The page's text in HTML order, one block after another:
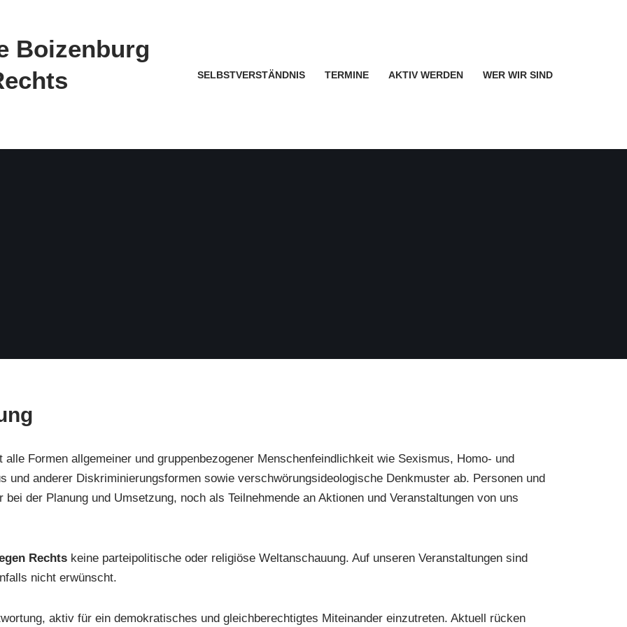
Boizenburg
SELBSTVERSTÄNDNIS TERMINE AKTIV WERDEN WER WIR SIND
alle Formen allgemeiner und gruppenbezogener Menschenfeindlichkeit wie Sexismus, Homo- und
und anderer Diskriminierungsformen sowie verschwörungsideologische Denkmuster ab. Personen und
der Planung und Umsetzung, noch als Teilnehmende an Aktionen und Veranstaltungen von uns
Rechts keine parteipolitische oder religiöse Weltanschauung. Auf unseren Veranstaltungen sind
nicht erwünscht.
aktiv für ein demokratisches und gleichberechtigtes Miteinander einzutreten. Aktuell rücken